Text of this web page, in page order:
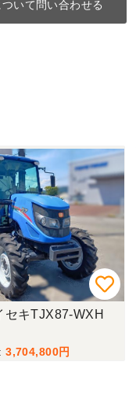
いて問い合わせる
セキTJX87-WXH
3,704,800